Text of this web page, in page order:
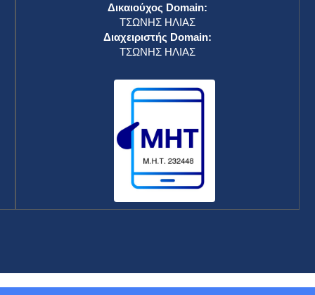
Δικαιούχος Domain:
ΤΣΩΝΗΣ ΗΛΙΑΣ
Διαχειριστής Domain:
ΤΣΩΝΗΣ ΗΛΙΑΣ